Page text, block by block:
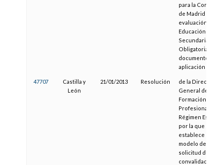
para la
de Madrid la
evaluación en la
Educación
Secundaria
Obligatoria y los
documentos de
aplicación
47707
Castilla y
León
21/01/2013 Resolución
de la Dirección
General de
Formación
Profesional y
Régimen
por la que se
establece el
modelo de
solicitud de
convalidación